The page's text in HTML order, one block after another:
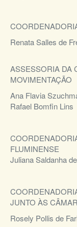
Renata Salles de
ASSESSORIA DA
MOVIMENTAÇÃO
Ana Flavia
Rafael Bomfin Lins
FLUMINENSE
Juliana Saldanha
JUNTO ÀS
Rosely Pollis de